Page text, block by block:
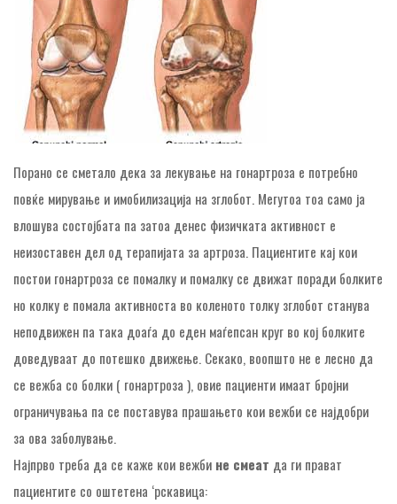
Порано се сметало дека за лекување на гонартроза е потребно
повќе мирување и имобилизација на зглобот. Мегутоа тоа само ја
влошува состојбата па затоа денес физичката активност е
неизоставен дел од терапијата за артроза. Пациентите кај кои
постои гонартроза се помалку и помалку се движат поради болките
но колку е помала активноста во коленото толку зглобот станува
неподвижен па така доаѓа до еден маѓепсан круг во кој болките
доведуваат до потешко движење. Секако, воопшто не е лесно да
се вежба со болки ( гонартроза ), овие пациенти имаат бројни
ограничувања па се поставува прашањето кои вежби се најдобри
за ова заболување.
Најпрво треба да се каже кои вежби не смеат да ги прават
пациентите со оштетена ‘рскавица: